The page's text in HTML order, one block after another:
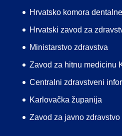
Hrvatsko komora
Hrvatski zavod za
Ministarstvo zdravstva
Zavod za hitnu medicinu
Centralni zdravstveni
Karlovačka županija
Zavod za javno